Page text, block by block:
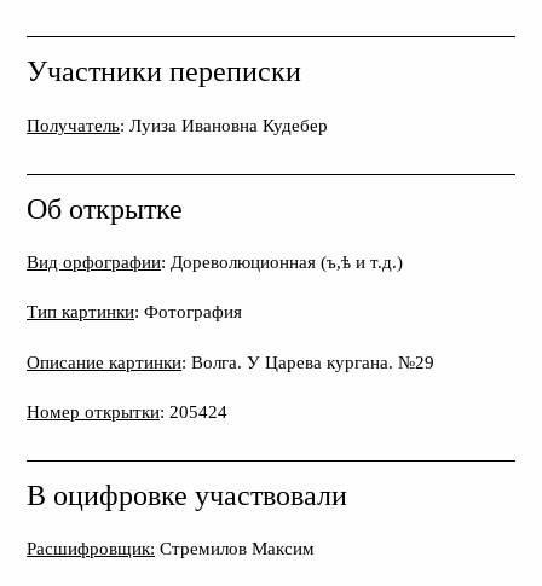
Участники переписки
Получатель: Луиза Ивановна Кудебер
Об открытке
Вид орфографии: Дореволюционная (ъ,ѣ и т.д.)
Тип картинки: Фотография
Описание картинки: Волга. У Царева кургана. №29
Номер открытки: 205424
В оцифровке участвовали
Расшифровщик: Стремилов Максим